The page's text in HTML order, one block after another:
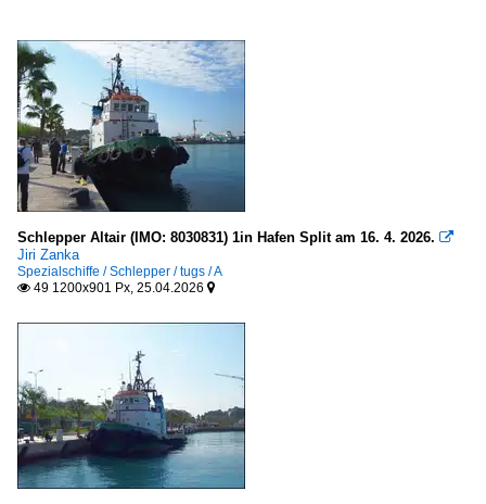
Schlepper Altair (IMO: 8030831) 1in Hafen Split am 16. 4. 2026. 
Jiri Zanka
Spezialschiffe / Schlepper / tugs / A
 49 1200x901 Px, 25.04.2026 